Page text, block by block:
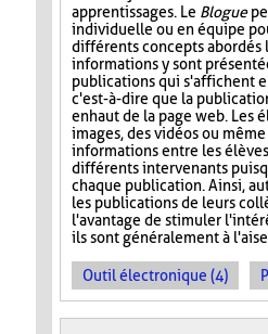
apprentissages. Le Blogue
individuelle ou en équipe
différents concepts abordés
informations y sont
publications qui s'affichent
c'est-à-dire que la
en haut de la page web. Les
images, des vidéos ou
informations entre les
différents intervenants
chaque publication. Ainsi,
les publications de leurs
l'avantage de stimuler
ils sont généralement à
Outil électronique (4)